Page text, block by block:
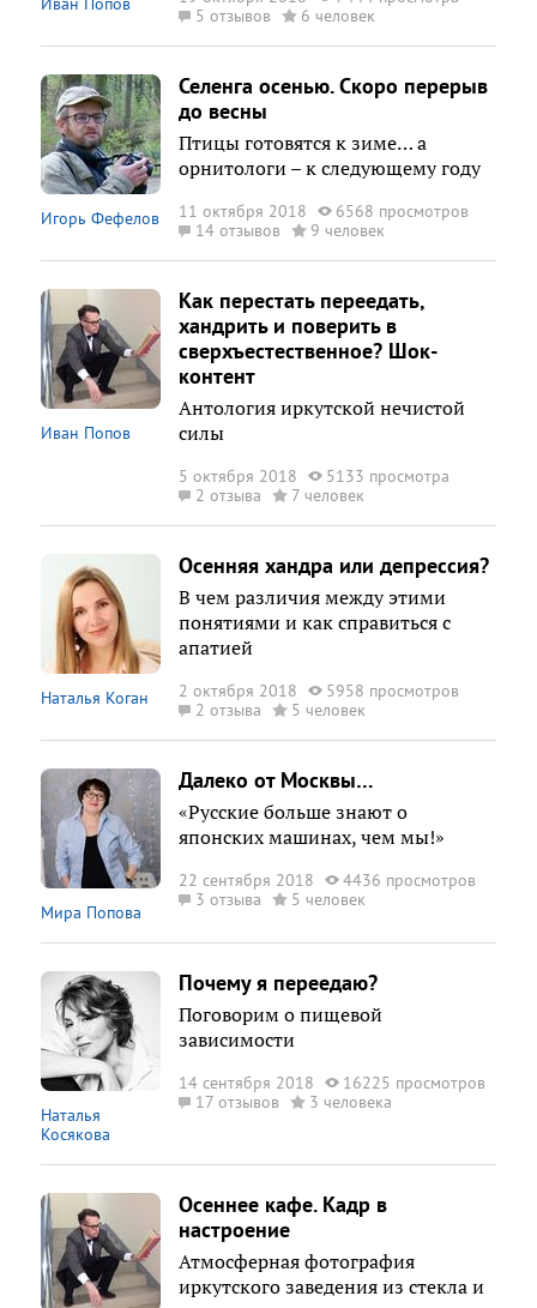
5 отзывов
6 человек
Игорь Фефелов
Селенга осенью. Скоро перерыв
до весны
Птицы готовятся к зиме… а
орнитологи – к следующему году
11 октября 2018
6568 просмотров
14 отзывов
9 человек
Иван Попов
Как перестать переедать,
хандрить и поверить в
сверхъестественное? Шок-
контент
Антология иркутской нечистой
силы
5 октября 2018
5133 просмотра
2 отзыва
7 человек
Наталья Коган
Осенняя хандра или депрессия?
В чем различия между этими
понятиями и как справиться с
апатией
2 октября 2018
5958 просмотров
2 отзыва
5 человек
Мира Попова
Далеко от Москвы…
«Русские больше знают о
японских машинах, чем мы!»
22 сентября 2018
4436 просмотров
3 отзыва
5 человек
Наталья
Косякова
Почему я переедаю?
Поговорим о пищевой
зависимости
14 сентября 2018
16225 просмотров
17 отзывов
3 человека
Осеннее кафе. Кадр в
настроение
Атмосферная фотография
иркутского заведения из стекла и